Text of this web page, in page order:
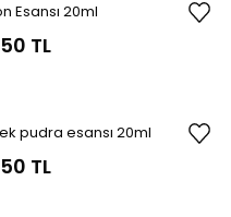
Esansı 20ml
TL
pudra esansı 20ml
TL